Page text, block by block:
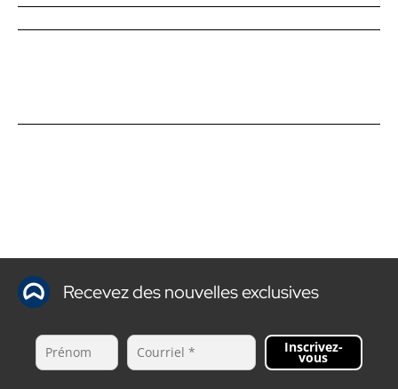
Recevez des nouvelles exclusives
Inscrivez-
vous